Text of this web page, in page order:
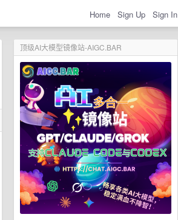
Home Sign Up Sign In
顶级AI大模型镜像站-AIGC.BAR